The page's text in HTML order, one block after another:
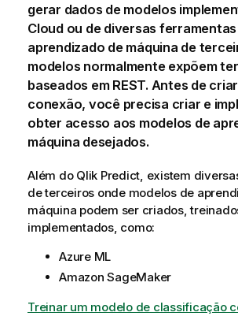
gerar dados de modelos
Cloudou de diversas ferramentas
aprendizado de máquina de
modelos normalmente expõem
baseados em REST. Antes de
conexão, você precisa criar e
obter acesso aos modelos de
máquina desejados.
Além do Qlik Predict, existem
de terceiros onde modelos de
máquina podem ser criados,
implementados, como:
Azure ML
Amazon SageMaker
Treinar um modelo de classificação